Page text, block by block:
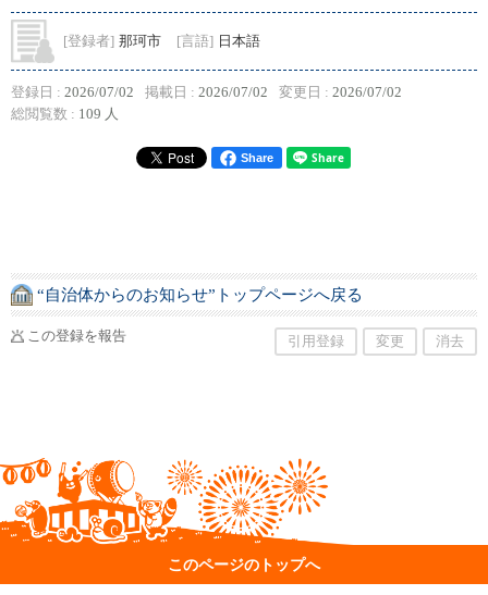
[登録者] 那珂市 [言語] 日本語
登録日 : 2026/07/02 掲載日 : 2026/07/02 変更日 : 2026/07/02
総閲覧数 : 109 人
Share
“自治体からのお知らせ”トップページへ戻る
この登録を報告 引用登録 変更 消去
このページのトップへ